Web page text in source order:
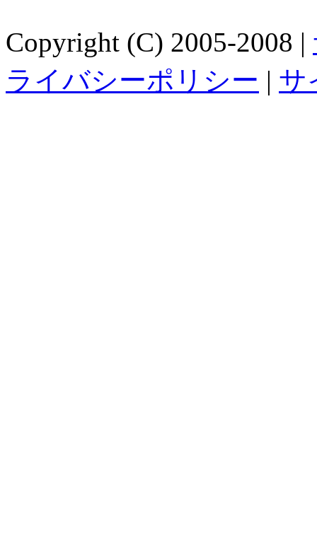
Copyright (C) 2005-2008 |
ライバシーポリシー | サ